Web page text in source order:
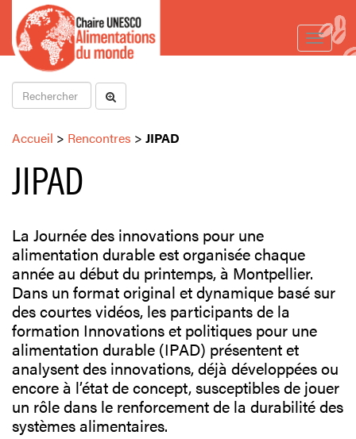
Toggle
Accueil > Rencontres > JIPAD
JIPAD
La Journée des innovations pour une
alimentation durable est organisée chaque
année au début du printemps, à Montpellier.
Dans un format original et dynamique basé sur
des courtes vidéos, les participants de la
formation Innovations et politiques pour une
alimentation durable (IPAD) présentent et
analysent des innovations, déjà développées ou
encore à l’état de concept, susceptibles de jouer
un rôle dans le renforcement de la durabilité des
systèmes alimentaires.